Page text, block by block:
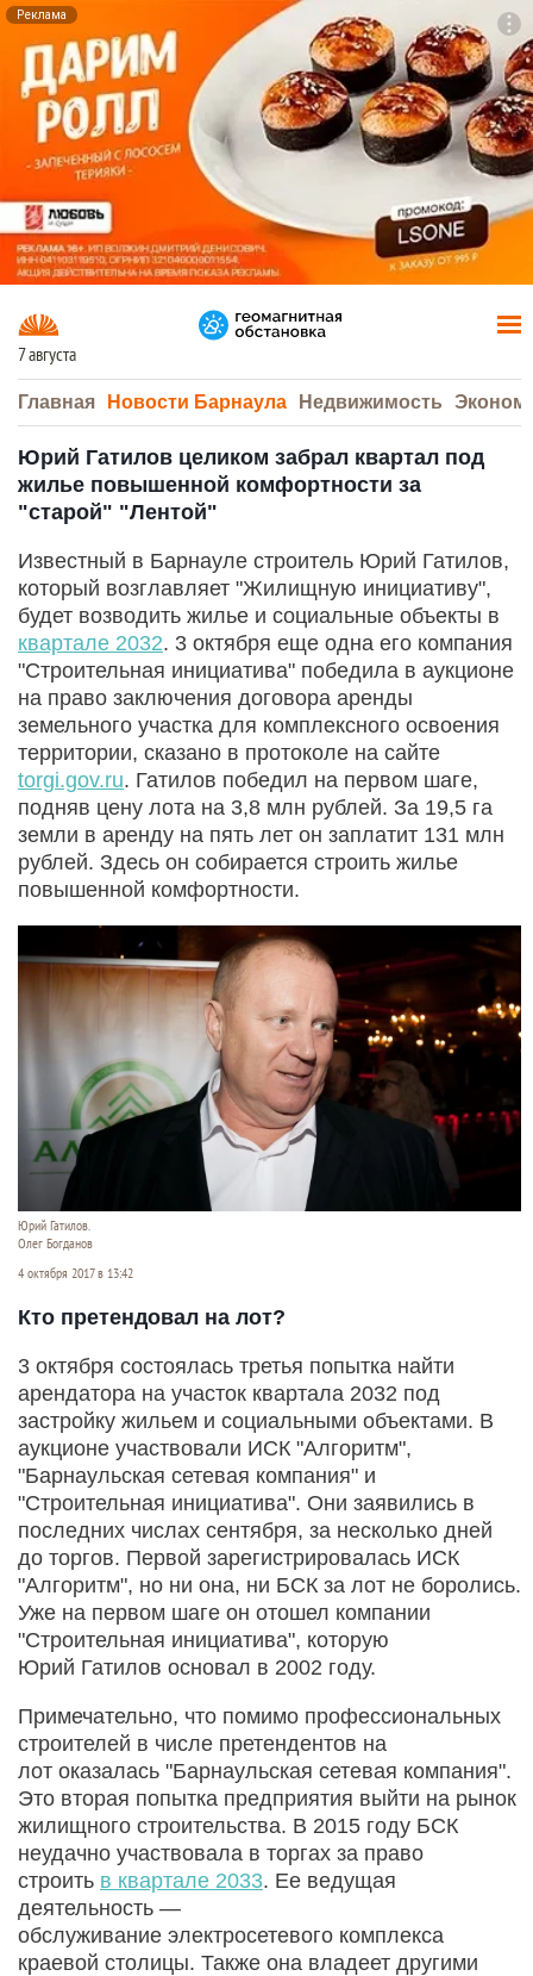
Реклама
7 августа
Главная Новости Барнаула Недвижимость
Юрий Гатилов целиком забрал квартал под
жилье повышенной комфортности за
"старой" "Лентой"
Известный в Барнауле строитель Юрий Гатилов,
который возглавляет "Жилищную инициативу",
будет возводить жилье и социальные объекты в
квартале 2032. 3 октября еще одна его компания
"Строительная инициатива" победила в аукционе
на право заключения договора аренды
земельного участка для комплексного освоения
территории, сказано в протоколе на сайте
torgi.gov.ru. Гатилов победил на первом шаге,
подняв цену лота на 3,8 млн рублей. За 19,5 га
земли в аренду на пять лет он заплатит 131 млн
рублей. Здесь он собирается строить жилье
повышенной комфортности.
Юрий Гатилов.
Олег Богданов
4 октября 2017 в 13:42
Кто претендовал на лот?
3 октября состоялась третья попытка найти
арендатора на участок квартала 2032 под
застройку жильем и социальными объектами. В
аукционе участвовали ИСК "Алгоритм",
"Барнаульская сетевая компания" и
"Строительная инициатива". Они заявились в
последних числах сентября, за несколько дней
до торгов. Первой зарегистрировалась ИСК
"Алгоритм", но ни она, ни БСК за лот не боролись.
Уже на первом шаге он отошел компании
"Строительная инициатива", которую
Юрий Гатилов основал в 2002 году.
Примечательно, что помимо профессиональных
строителей в числе претендентов на
лот оказалась "Барнаульская сетевая компания".
Это вторая попытка предприятия выйти на рынок
жилищного строительства. В 2015 году БСК
неудачно участвовала в торгах за право
строить в квартале 2033. Ее ведущая
деятельность —
обслуживание электросетевого комплекса
краевой столицы. Также она владеет другими